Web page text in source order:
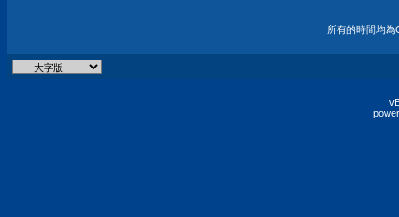
所有的時間均為